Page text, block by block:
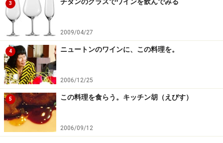
3
2009/04/27
4 ニュートンのワインに、この料理を。
2006/12/25
5 この料理を食らう。キッチン胡（えびす）
2006/09/12